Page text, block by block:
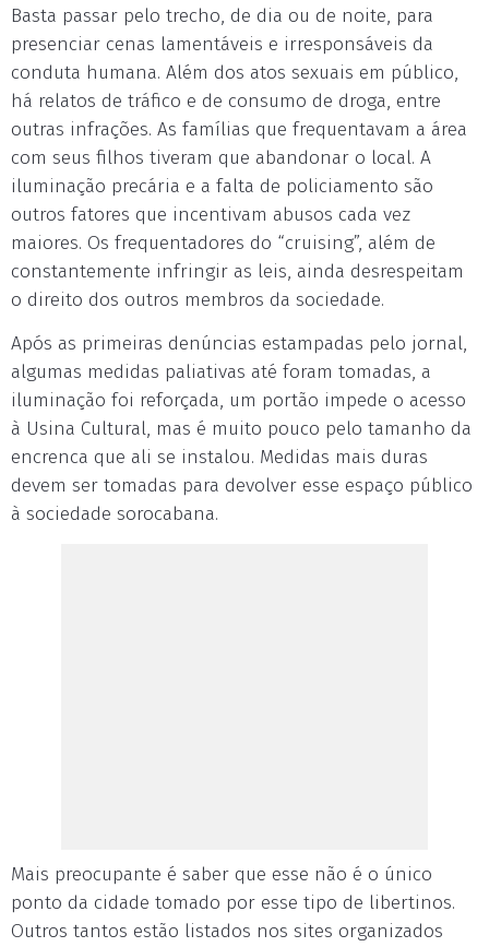
Basta passar pelo trecho, de dia ou de noite, para
presenciar cenas lamentáveis e irresponsáveis da
conduta humana. Além dos atos sexuais em público,
há relatos de tráfico e de consumo de droga, entre
outras infrações. As famílias que frequentavam a área
com seus filhos tiveram que abandonar o local. A
iluminação precária e a falta de policiamento são
outros fatores que incentivam abusos cada vez
maiores. Os frequentadores do “cruising”, além de
constantemente infringir as leis, ainda desrespeitam
o direito dos outros membros da sociedade.
Após as primeiras denúncias estampadas pelo jornal,
algumas medidas paliativas até foram tomadas, a
iluminação foi reforçada, um portão impede o acesso
à Usina Cultural, mas é muito pouco pelo tamanho da
encrenca que ali se instalou. Medidas mais duras
devem ser tomadas para devolver esse espaço público
à sociedade sorocabana.
Mais preocupante é saber que esse não é o único
ponto da cidade tomado por esse tipo de libertinos.
Outros tantos estão listados nos sites organizados